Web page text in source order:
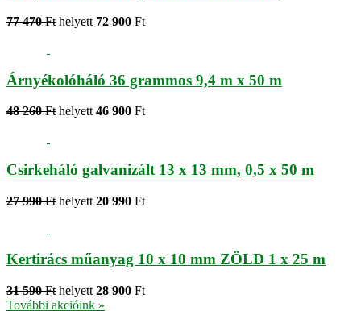
77 470 Ft helyett 72 900 Ft
Árnyékolóháló 36 grammos 9,4 m x 50 m
48 260 Ft helyett 46 900 Ft
Csirkeháló galvanizált 13 x 13 mm, 0,5 x 50 m
27 990 Ft helyett 20 990 Ft
Kertirács műanyag 10 x 10 mm ZÖLD 1 x 25 m
31 590 Ft helyett 28 900 Ft
További akcióink »